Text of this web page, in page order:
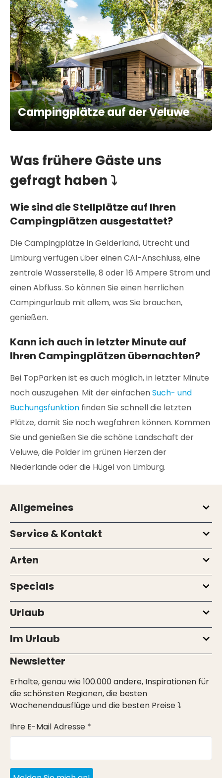
Campingplätze auf der Veluwe
Was frühere Gäste uns
gefragt haben ⤵
Wie sind die Stellplätze auf Ihren
Campingplätzen ausgestattet?
Die Campingplätze in Gelderland, Utrecht und
Limburg verfügen über einen CAI-Anschluss, eine
zentrale Wasserstelle, 8 oder 16 Ampere Strom und
einen Abfluss. So können Sie einen herrlichen
Campingurlaub mit allem, was Sie brauchen,
genießen.
Kann ich auch in letzter Minute auf
Ihren Campingplätzen übernachten?
Bei TopParken ist es auch möglich, in letzter Minute
noch auszugehen. Mit der einfachenSuch- und
Buchungsfunktion finden Sie schnell die letzten
Plätze, damit Sie noch wegfahren können. Kommen
Sie und genießen Sie die schöne Landschaft der
Veluwe, die Polder im grünen Herzen der
Niederlande oder die Hügel von Limburg.
Allgemeines
Service & Kontakt
Arten
Specials
Urlaub
Im Urlaub
Newsletter
Erhalte, genau wie 100.000 andere, Inspirationen für
die schönsten Regionen, die besten
Wochenendausflüge und die besten Preise ⤵
Ihre E-Mail Adresse *